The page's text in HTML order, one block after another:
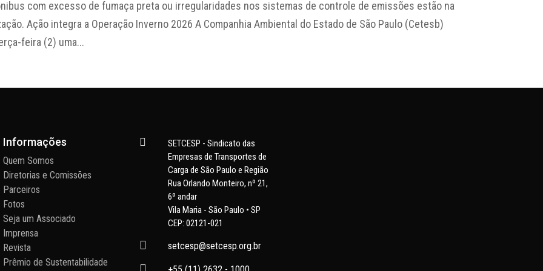
com excesso de fumaça preta ou irregularidades nos sistemas de controle de emissões estão na
Ação integra a Operação Inverno 2026 A Companhia Ambiental do Estado de São Paulo (Cetesb)
feira (2) uma...
Informações
Quem Somos
Diretorias e Comissões
Parceiros
Fotos
Seja um Associado
Imprensa
Revista
Prêmio de Sustentabilidade

SETCESP - Sindicato das
Empresas de Transportes de
Carga de São Paulo e Região
Rua Orlando Monteiro, nº 21,
6º andar
Vila Maria - São Paulo • SP
CEP: 02121-021
 setcesp@setcesp.org.br